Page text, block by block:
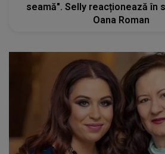
seamă". Selly reacționează în
Oana Roman